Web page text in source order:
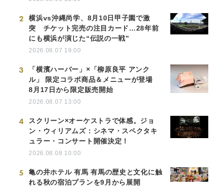
2
横浜vs沖縄尚学、8月10日甲子園で激
突 チケット完売の注目カード…28年前
にも横浜が演じた“伝説の一戦”
2026.08.07 19:00
3
「横濱ハーバー」×「柳原良平 アンク
ル」 限定コラボ商品＆メニューが登場
8月17日から限定販売開始
2026.08.07 13:00
4
スクリーン×オーケストラで体感。ジョ
ン・ウィリアムズ：シネマ・スペクタキ
ュラー・コンサート開催決定！
2026.08.08 10:00
5
亀の井ホテル 有馬 有馬の歴史と文化に触
れる秋の宿泊プランを9月から展開